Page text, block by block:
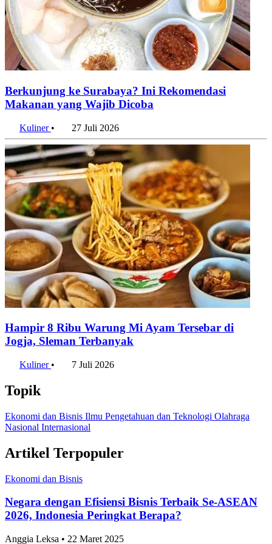
Berkunjung ke Surabaya? Ini Rekomendasi
Makanan yang Wajib Dicoba
Kuliner • 27 Juli 2026
Hampir 8 Ribu Warung Mi Ayam Tersebar di
Jogja, Sleman Terbanyak
Kuliner • 7 Juli 2026
Topik
Ekonomi dan Bisnis Ilmu Pengetahuan dan Teknologi Olahraga
Nasional Internasional
Artikel Terpopuler
Ekonomi dan Bisnis
Negara dengan Efisiensi Bisnis Terbaik Se-ASEAN
2026, Indonesia Peringkat Berapa?
Anggia Leksa • 22 Maret 2025